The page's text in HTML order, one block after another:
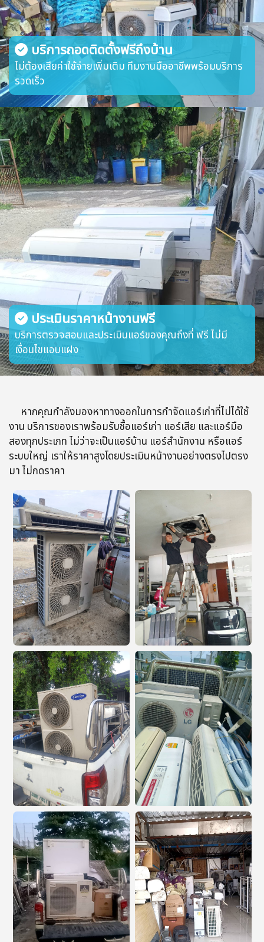
บริการถอดติดตั้งฟรีถึงบ้าน
ไม่ต้องเสียค่าใช้จ่ายเพิ่มเติม ทีมงานมืออาชีพพร้อมบริการ
รวดเร็ว
ประเมินราคาหน้างานฟรี
บริการตรวจสอบและประเมินแอร์ของคุณถึงที่ ฟรี ไม่มี
เงื่อนไขแอบแฝง
หากคุณกำลังมองหาทางออกในการกำจัดแอร์เก่าที่ไม่ได้ใช้
งาน บริการของเราพร้อมรับซื้อแอร์เก่า แอร์เสีย และแอร์มือ
สองทุกประเภท ไม่ว่าจะเป็นแอร์บ้าน แอร์สำนักงาน หรือแอร์
ระบบใหญ่ เราให้ราคาสูงโดยประเมินหน้างานอย่างตรงไปตรง
มา ไม่กดราคา